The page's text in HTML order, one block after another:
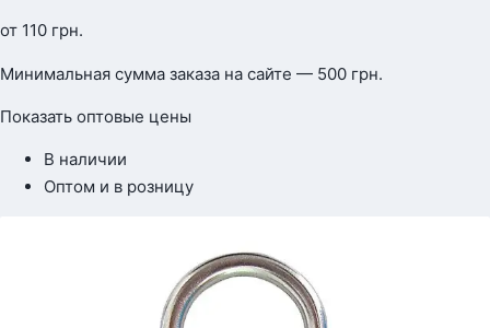
от 110 грн.
Минимальная сумма заказа на сайте — 500 грн.
Показать оптовые цены
В наличии
Оптом и в розницу